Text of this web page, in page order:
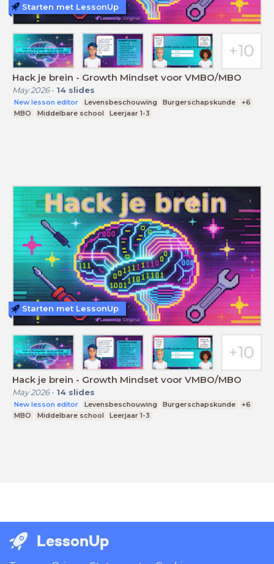
Hack je brein - Growth Mindset voor VMBO/MBO
May 2026- 14 slides
New lesson editor Levensbeschouwing Burgerschapskunde
+6
MBO
Middelbare school Leerjaar 1-3
Starten met LessonUp
Hack je brein - Growth Mindset voor VMBO/MBO
May 2026- 14 slides
New lesson editor Levensbeschouwing Burgerschapskunde
+6
MBO
Middelbare school Leerjaar 1-3
Starten met LessonUp
LessonUp